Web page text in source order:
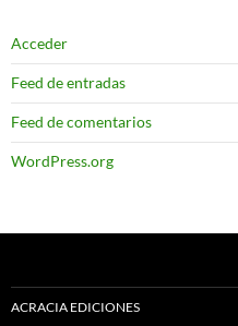
Acceder
Feed de entradas
Feed de comentarios
WordPress.org
ACRACIA EDICIONES